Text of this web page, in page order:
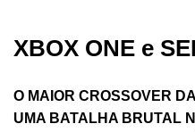
XBOX ONE e
O MAIOR CROSSOVER
UMA BATALHA BRUTAL